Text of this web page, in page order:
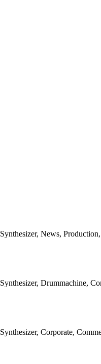
Synthesizer, News,
Synthesizer, Drummachine,
Synthesizer, Corporate,